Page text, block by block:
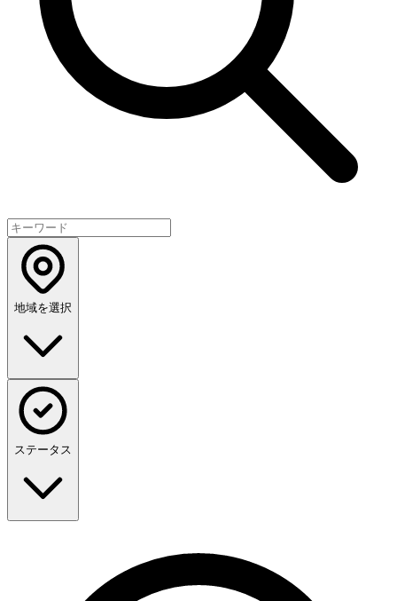
地域を選択
ステータス